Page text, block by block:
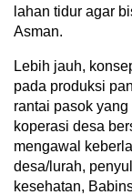
lahan tidur agar
Asman.
Lebih jauh,
pada produksi
rantai pasok
koperasi desa
mengawal
desa/lurah,
kesehatan,